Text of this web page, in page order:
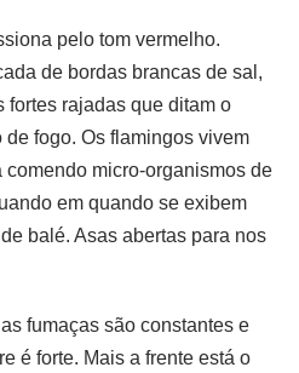
pelo tom vermelho.
de bordas brancas de sal,
fortes rajadas que ditam o
fogo. Os flamingos vivem
micro-organismos de
em quando se exibem
balé. Asas abertas para nos
fumaças são constantes e
é forte. Mais a frente está o